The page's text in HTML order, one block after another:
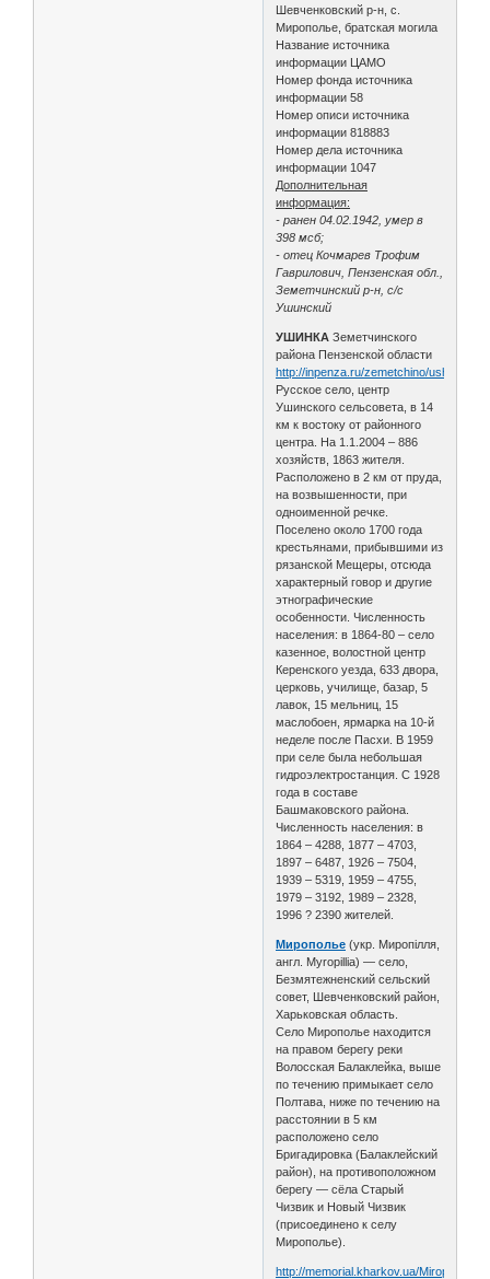
Шевченковский р-н, с.
Мирополье, братская могила
Название источника
информации ЦАМО
Номер фонда источника
информации 58
Номер описи источника
информации 818883
Номер дела источника
информации 1047
Дополнительная
информация:
- ранен 04.02.1942, умер в
398 мсб;
- отец Кочмарев Трофим
Гаврилович, Пензенская обл.,
Земетчинский р-н, с/с
Ушинский
УШИНКА Земетчинского
района Пензенской области
http://inpenza.ru/zemetchino/
Русское село, центр
Ушинского сельсовета, в 14
км к востоку от районного
центра. На 1.1.2004 – 886
хозяйств, 1863 жителя.
Расположено в 2 км от пруда,
на возвышенности, при
одноименной речке.
Поселено около 1700 года
крестьянами, прибывшими из
рязанской Мещеры, отсюда
характерный говор и другие
этнографические
особенности. Численность
населения: в 1864-80 – село
казенное, волостной центр
Керенского уезда, 633 двора,
церковь, училище, базар, 5
лавок, 15 мельниц, 15
маслобоен, ярмарка на 10-й
неделе после Пасхи. В 1959
при селе была небольшая
гидроэлектростанция. С 1928
года в составе
Башмаковского района.
Численность населения: в
1864 – 4288, 1877 – 4703,
1897 – 6487, 1926 – 7504,
1939 – 5319, 1959 – 4755,
1979 – 3192, 1989 – 2328,
1996 ? 2390 жителей.
Мирополье (укр. Миропілля,
англ. Myropillia) — село,
Безмятежненский сельский
совет, Шевченковский район,
Харьковская область.
Село Мирополье находится
на правом берегу реки
Волосская Балаклейка, выше
по течению примыкает село
Полтава, ниже по течению на
расстоянии в 5 км
расположено село
Бригадировка (Балаклейский
район), на противоположном
берегу — сёла Старый
Чизвик и Новый Чизвик
(присоединено к селу
Мирополье).
http://memorial.kharkov.ua/Miropolie